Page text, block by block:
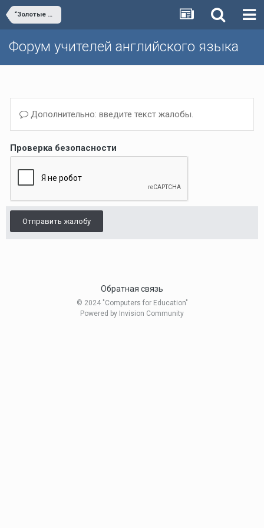
“Золотые уроки России. Английский язык.”
Форум учителей английского языка
Дополнительно: введите текст жалобы.
Проверка безопасности
Отправить жалобу
Обратная связь
© 2024 "Computers for Education"
Powered by Invision Community